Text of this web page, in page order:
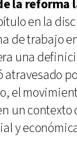
la reforma
en la
de trabajo
una
atravesado
el
un contexto
y